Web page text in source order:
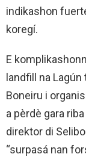
indikashon
koregí.
E
landfill na
Boneiru i
a pèrdè gara
direktor di
“surpasá nan